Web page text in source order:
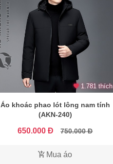
1.781 thích
Áo khoác phao lót lông nam tính
(AKN-240)
650.000 Đ 750.000 Đ
Mua áo